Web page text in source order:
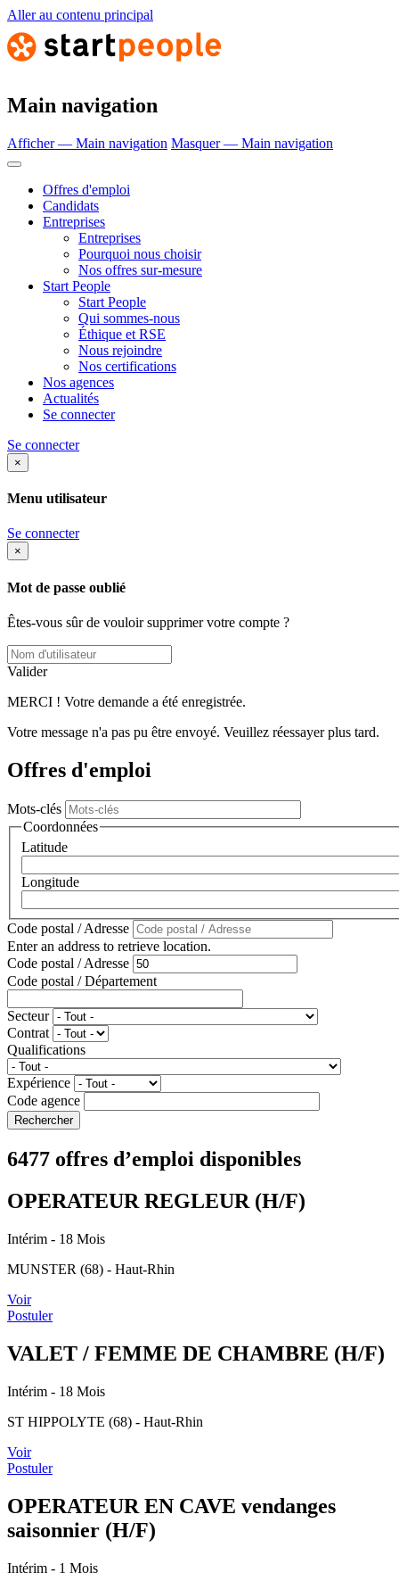
Aller au contenu principal
Main navigation
Afficher — Main navigation Masquer — Main navigation
Offres d'emploi
Candidats
Entreprises
Entreprises
Pourquoi nous choisir
Nos offres sur-mesure
Start People
Start People
Qui sommes-nous
Éthique et RSE
Nous rejoindre
Nos certifications
Nos agences
Actualités
Se connecter
Se connecter
×
Menu utilisateur
Se connecter
×
Mot de passe oublié
Êtes-vous sûr de vouloir supprimer votre compte ?
Valider
MERCI ! Votre demande a été enregistrée.
Votre message n'a pas pu être envoyé. Veuillez réessayer plus tard.
Offres d'emploi
Mots-clés
Coordonnées
Latitude
Longitude
Code postal / Adresse
Enter an address to retrieve location.
Code postal / Adresse
Code postal / Département
Secteur
Contrat
Qualifications
Expérience
Code agence
6477 offres d’emploi disponibles
OPERATEUR REGLEUR (H/F)
Intérim - 18 Mois
MUNSTER (68) - Haut-Rhin
Voir
Postuler
VALET / FEMME DE CHAMBRE (H/F)
Intérim - 18 Mois
ST HIPPOLYTE (68) - Haut-Rhin
Voir
Postuler
OPERATEUR EN CAVE vendanges
saisonnier (H/F)
Intérim - 1 Mois